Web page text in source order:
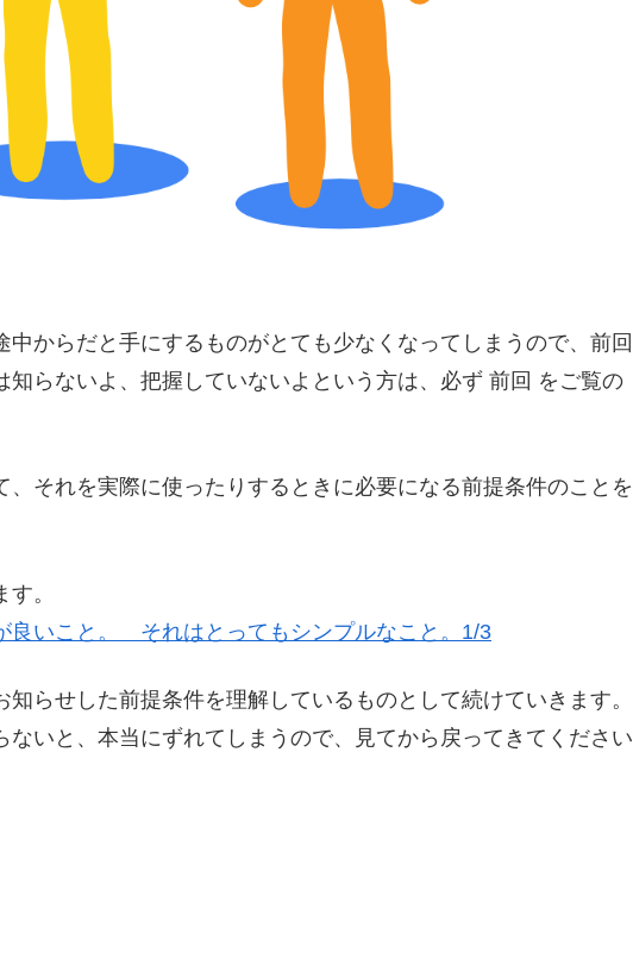
からだと手にするものがとても少なくなってしまうので、前回
知らないよ、把握していないよという方は、必ず 前回 をご覧の
それを実際に使ったりするときに必要になる前提条件のことを
。
良いこと。 それはとってもシンプルなこと。1/3
らせした前提条件を理解しているものとして続けていきます。
ないと、本当にずれてしまうので、見てから戻ってきてください